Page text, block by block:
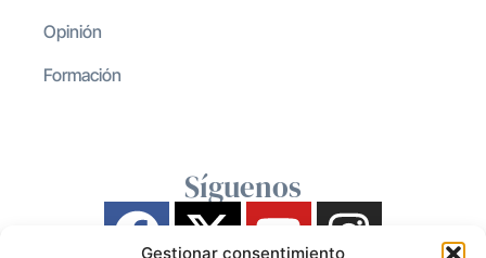
Gestionar consentimiento
Opinión
Formación
Síguenos